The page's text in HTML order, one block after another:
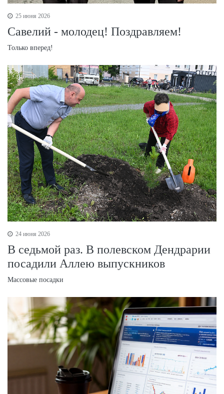
25 июня 2026
Савелий - молодец! Поздравляем!
Только вперед!
24 июня 2026
В седьмой раз. В полевском Дендрарии
посадили Аллею выпускников
Массовые посадки